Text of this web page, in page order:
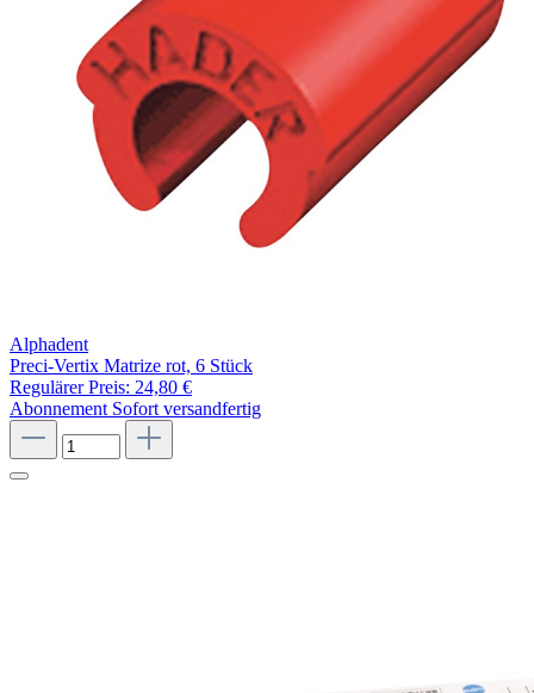
Alphadent
Preci-Vertix Matrize rot, 6 Stück
Regulärer Preis: 24,80 €
Abonnement Sofort versandfertig